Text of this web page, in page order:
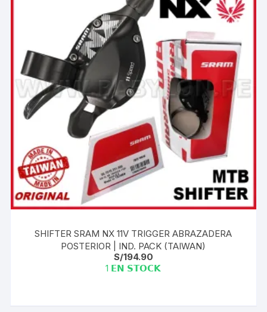
SHIFTER SRAM NX 11V TRIGGER ABRAZADERA
POSTERIOR | IND. PACK (TAIWAN)
S/194.90
1 𝗘𝗡 𝗦𝗧𝗢𝗖𝗞